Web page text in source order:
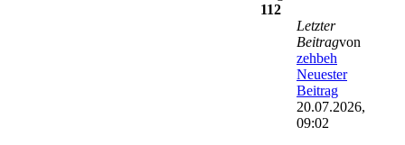
112
Letzter
Beitragvon
zehbeh
Neuester
Beitrag
20.07.2026,
09:02